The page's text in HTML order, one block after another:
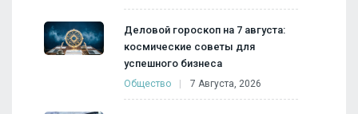
Деловой гороскоп на 7 августа:
космические советы для
успешного бизнеса
Общество 7 Августа, 2026